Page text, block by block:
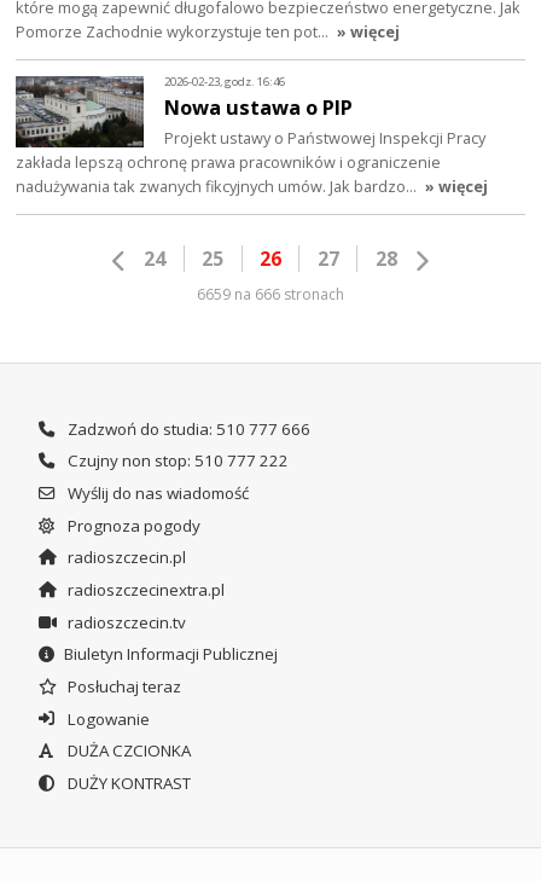
które mogą zapewnić długofalowo bezpieczeństwo energetyczne. Jak
Pomorze Zachodnie wykorzystuje ten pot… » więcej
2026-02-23, godz. 16:46
Nowa ustawa o PIP
Projekt ustawy o Państwowej Inspekcji Pracy
zakłada lepszą ochronę prawa pracowników i ograniczenie
nadużywania tak zwanych fikcyjnych umów. Jak bardzo… » więcej
24 25 26 27 28
6659 na 666 stronach
Zadzwoń do studia: 510 777 666
Czujny non stop: 510 777 222
Wyślij do nas wiadomość
Prognoza pogody
radioszczecin.pl
radioszczecinextra.pl
radioszczecin.tv
Biuletyn Informacji Publicznej
Posłuchaj teraz
Logowanie
DUŻA CZCIONKA
DUŻY KONTRAST